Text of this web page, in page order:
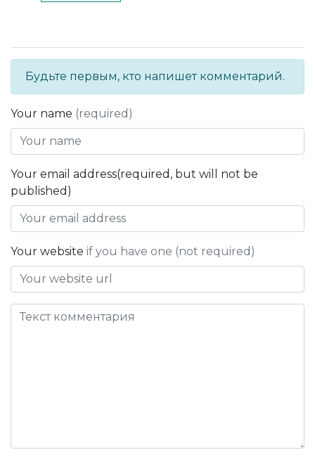
Будьте первым, кто напишет комментарий.
Your name (required)
Your email address(required, but will not be
published)
Your website if you have one (not required)